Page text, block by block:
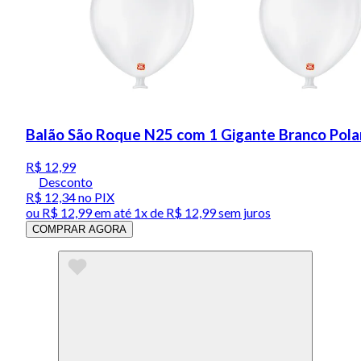
Balão São Roque N25 com 1 Gigante Branco
R$ 12,99
Desconto
R$ 12,34no PIX
ou R$ 12,99em até 1x de R$ 12,99sem juros
COMPRAR AGORA